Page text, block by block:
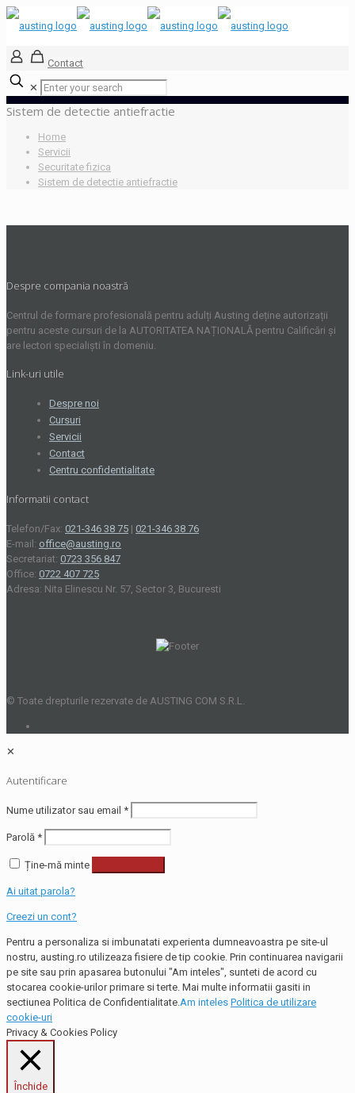
Contact
✕
Sistem de detectie antiefractie
Home
Servicii
Securitate fizica
Sistem de detectie antiefractie
Despre compania noastră
Centrul de formare profesională pentru adulți Austing deține autorizații
pentru aceste cursuri de la AUTORITATEA NAȚIONALĂ pentru Calificări și
are lectori specialiști în domeniu.
Link-uri utile
Despre noi
Cursuri
Servicii
Contact
Centru confidentialitate
Informatii contact
Telefon/Fax: 021-346 38 75 | 021-346 38 76
E-mail: office@austing.ro
Secretariat: 0723 356 847
Office: 0722 407 725
Adresa: Nita Elinescu Nr. 57, Sector 3, Bucuresti
© Toate drepturile rezervate de AUSTING COM S.R.L.
✕
Autentificare
Nume utilizator sau email *
Parolă *
Ține-mă minte
Ai uitat parola?
Creezi un cont?
Pentru a personaliza si imbunatati experienta dumneavoastra pe site-ul
nostru, austing.ro utilizeaza fisiere de tip cookie. Prin continuarea navigarii
pe site sau prin apasarea butonului "Am inteles", sunteti de acord cu
stocarea cookie-urilor primare si terte. Mai multe informatii gasiti in
sectiunea Politica de Confidentialitate. Am inteles Politica de utilizare
cookie-uri
Privacy & Cookies Policy
Închide